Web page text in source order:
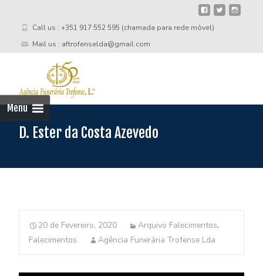
Call us : +351 917 552 595 (chamada para rede móvel)
Mail us : aftrofenselda@gmail.com
Menu
D. Ester da Costa Azevedo
20 de Fevereiro, 2020 Arquivo Falecimentos,
Falecimentos
Agência Funerária Trofense Lda